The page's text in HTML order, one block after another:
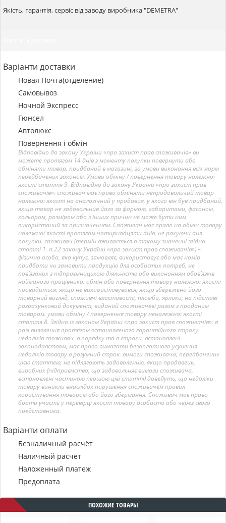
Якість, гарантія, сервіс від заводу виробника "DEMETRA"
Варіанти доставки
Новая Почта(отделение)
Самовывоз
Ночной Экспресс
Гюнсел
Автолюкс
Повернення і обмін
Відповідно до закону України «про захист прав споживачів» ви
можете протягом 14 днів з моменту покупки повернути або
обміняти товар, придбаний в магазині, за умови виконання всіх норм
передбачених законом. Умови обміну / повернення товару належної
якості стаття 9. Відповідно до закону України «про захист прав
споживачів»: споживач має право обміняти непродовольчий товар
належної якості на аналогічний у продавця, у якого він був придбаний,
якщо товар не задовольнив його за формою, габаритами, фасоном,
кольором, розміром або з інших причин не може бути ним
використаний за призначенням. Споживач має право на обмін товару
належної якості протягом чотирнадцяти днів, не рахуючи дня
покупки. споживач (термін вживається в такому значенні згідно
статті 1. п.22 закону України «про захист прав споживачів») –
фізична особа, яка купує, замовляє, використовує або має намір
придбати чи замовити продукцію для особистих потреб, не
пов’язаних з підприємницькою діяльністю або виконанням обов’язків
найманого працівника. обмін або повернення товару належної якості
провадиться: якщо не використовувався; якщо збережено його
товарний вигляд, споживчі властивості, пломби, ярлики; на підставі
розрахунковий документ, виданий споживачеві разом з проданим
товаром. умови обміну / повернення товару неналежної якості
стаття 8. Згідно із законом України «про захист прав споживачів»: в
разі виявлення протягом встановленого гарантійного строку
недоліків споживач, в порядку та в строки, встановлені
законодавством, має право вимагати безоплатного усунення
недоліків товару в розумний строк. вимоги споживача, передбачених
цією статтею, не підлягають задоволенню, якщо продавець,
виробник (підприємство, що задовольняє вимоги споживача,
встановлені частиною першою цієї статті) доведуть, що недоліки
товару виникли внаслідок порушення споживачем правил
користування товаром або його зберігання. Споживач має право
брати участь у перевірці якості товару особисто або через свого
представника.
Варіанти оплати
Безналичный расчёт
Наличный расчёт
Наложенный платеж
Предоплата
ПОХОЖИЕ ТОВАРЫ